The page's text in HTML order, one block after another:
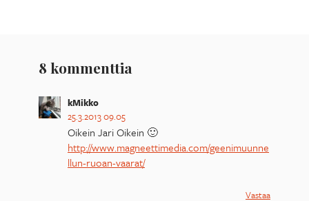
8 kommenttia
kMikko
25.3.2013 09.05
Oikein Jari Oikein 🙂
http://www.magneettimedia.com/geenimuunne
llun-ruoan-vaarat/
Vastaa